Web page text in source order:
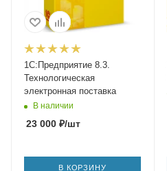
1С:Предприятие 8.3.
Технологическая
электронная поставка
В наличии
23 000 ₽/шт
В КОРЗИНУ